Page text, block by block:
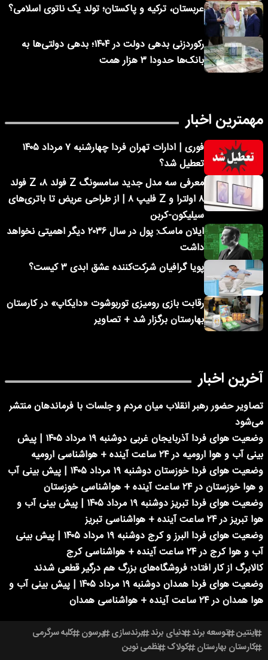
عربستان، ترکیه و پاکستان؛ تولد یک ناتوی اسلامی؟
رکوردزنی بدهی دولت در ۱۴۰۴؛ بدهی دولتی‌ها به
بانک‌ها حدودا ۳ هزار همت
مهمترین اخبار
فوری | ادارات تهران فردا چهارشنبه ۷ مرداد ۱۴۰۵
تعطیل شد؟
معرفی سه مدل جدید سامسونگ Z فولد ۸، Z فولد
۸ اولترا و Z فلیپ ۸ | از طراحی عریض تا باتری‌های
سیلیکون-کربن
ایلان ماسک: پول در سال ۲۰۳۶ دیگر اهمیتی نخواهد
داشت
پویا گرافیان شرکت‌کننده عشق ابدی ۳ کیست؟
رقابت بازی رومیزی توربوشوت «دایکاپ» در کارستان
بهارستان برگزار شد + تصاویر
آخرین اخبار
تصاویر حضور رهبر انقلاب میان مردم و جلسات با فرماندهان منتشر
می‌شود
وضعیت هوای فردا آذربایجان غربی دوشنبه ۱۹ مرداد ۱۴۰۵ | پیش
بینی آب و هوا ارومیه در ۲۴ ساعت آینده + هواشناسی ارومیه
وضعیت هوای فردا خوزستان دوشنبه ۱۹ مرداد ۱۴۰۵ | پیش بینی آب
و هوا خوزستان در ۲۴ ساعت آینده + هواشناسی خوزستان
وضعیت هوای فردا تبریز دوشنبه ۱۹ مرداد ۱۴۰۵ | پیش بینی آب و
هوا تبریز در ۲۴ ساعت آینده + هواشناسی تبریز
وضعیت هوای فردا البرز و کرج دوشنبه ۱۹ مرداد ۱۴۰۵ | پیش بینی
آب و هوا کرج در ۲۴ ساعت آینده + هواشناسی کرج
کالابرگ از کار افتاد؛ فروشگاه‌های بزرگ هم درگیر قطعی شدند
وضعیت هوای فردا همدان دوشنبه ۱۹ مرداد ۱۴۰۵ | پیش بینی آب و
هوا همدان در ۲۴ ساعت آینده + هواشناسی همدان
اینتین توسعه برند دنیای برند برندسازی پرسون کلبه سرگرمی
کارستان بهارستان کولاک نظمی نوین